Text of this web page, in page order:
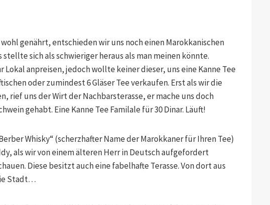
genährt, entschieden wir uns noch einen Marokkanischen
stellte sich als schwieriger heraus als man meinen könnte.
Lokal anpreisen, jedoch wollte keiner dieser, uns eine Kanne Tee
oder zumindest 6 Gläser Tee verkaufen. Erst als wir die
rief uns der Wirt der Nachbarsterasse, er mache uns doch
gehabt. Eine Kanne Tee Familale für 30 Dinar. Läuft!
Whisky“ (scherzhafter Name der Marokkaner für Ihren Tee)
als wir von einem älteren Herr in Deutsch aufgefordert
Diese besitzt auch eine fabelhafte Terasse. Von dort aus
Stadt…